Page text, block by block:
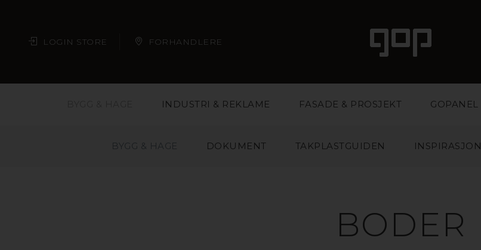
LOGIN STORE FORHANDLERE
INDUSTRI & REKLAME FASADE & PROSJEKT GOPANEL
BYGG & HAGE DOKUMENT TAKPLASTGUIDEN INSPIRASJON
BODER